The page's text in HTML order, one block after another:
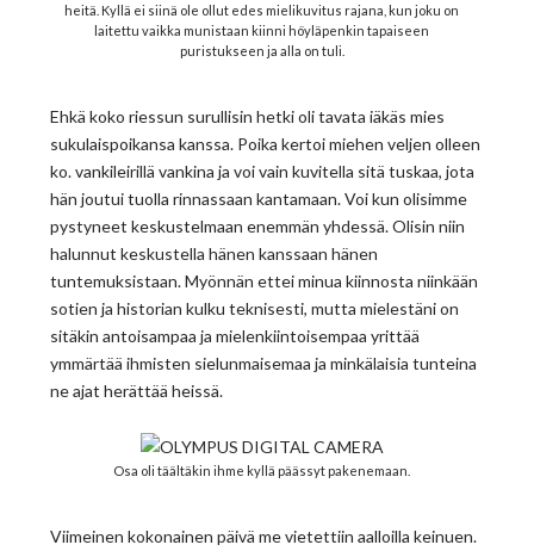
heitä. Kyllä ei siinä ole ollut edes mielikuvitus rajana, kun joku on
laitettu vaikka munistaan kiinni höyläpenkin tapaiseen
puristukseen ja alla on tuli.
Ehkä koko riessun surullisin hetki oli tavata iäkäs mies
sukulaispoikansa kanssa. Poika kertoi miehen veljen olleen
ko. vankileirillä vankina ja voi vain kuvitella sitä tuskaa, jota
hän joutui tuolla rinnassaan kantamaan. Voi kun olisimme
pystyneet keskustelmaan enemmän yhdessä. Olisin niin
halunnut keskustella hänen kanssaan hänen
tuntemuksistaan. Myönnän ettei minua kiinnosta niinkään
sotien ja historian kulku teknisesti, mutta mielestäni on
sitäkin antoisampaa ja mielenkiintoisempaa yrittää
ymmärtää ihmisten sielunmaisemaa ja minkälaisia tunteina
ne ajat herättää heissä.
Osa oli täältäkin ihme kyllä päässyt pakenemaan.
Viimeinen kokonainen päivä me vietettiin aalloilla keinuen.